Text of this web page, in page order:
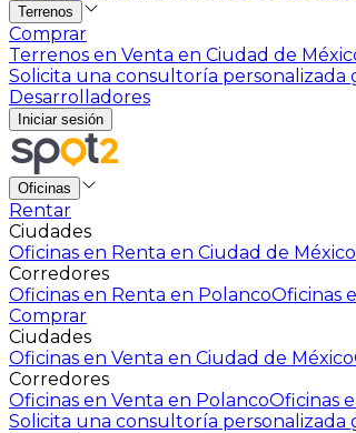
Terrenos
Comprar
Terrenos en Venta en Ciudad de
Solicita una consultoría personalizada
Desarrolladores
Iniciar sesión
Oficinas
Rentar
Ciudades
Oficinas en Renta en Ciudad de México
Corredores
Oficinas en Renta en PolancoOficinas
Comprar
Ciudades
Oficinas en Venta en Ciudad de México
Corredores
Oficinas en Venta en PolancoOficinas
Solicita una consultoría personalizada